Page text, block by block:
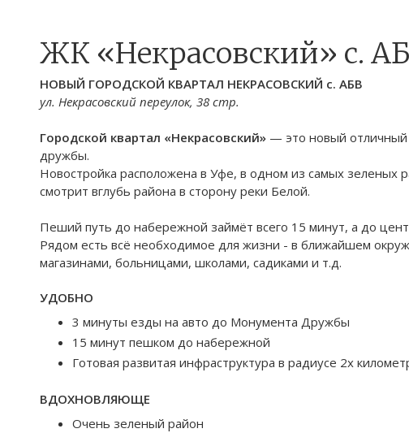
ЖК «Некрасовский» с.
НОВЫЙ ГОРОДСКОЙ КВАРТАЛ НЕКРАСОВСКИЙ с. АБВ
ул. Некрасовский переулок, 38 стр.
Городской квартал «Некрасовский» — это новый
дружбы.
Новостройка расположена в Уфе, в одном из самых зеленых
смотрит вглубь района в сторону реки Белой.
Пеший путь до набережной займёт всего 15 минут, а до
Рядом есть всё необходимое для жизни - в ближайшем
магазинами, больницами, школами, садиками и т.д.
УДОБНО
3 минуты езды на авто до Монумента Дружбы
15 минут пешком до набережной
Готовая развитая инфраструктура в радиусе 2х
ВДОХНОВЛЯЮЩЕ
Очень зеленый район